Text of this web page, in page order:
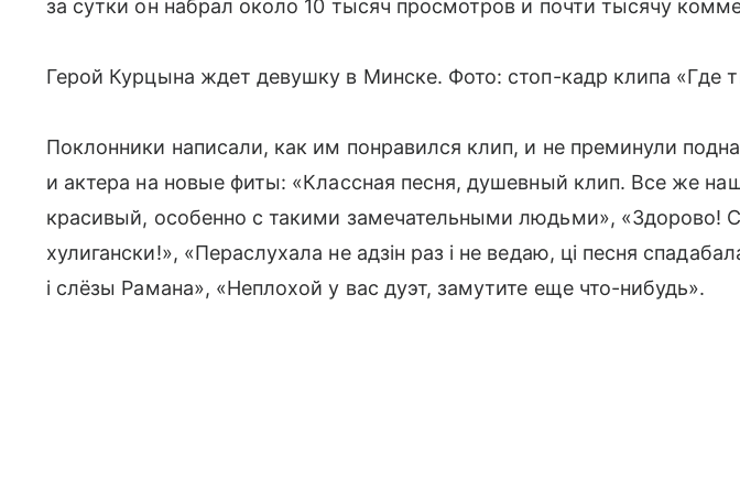
за сутки он набрал около 10 тысяч просмотров и почти тысячу
Герой Курцына ждет девушку в Минске. Фото: стоп-кадр клипа «Где
Поклонники написали, как им понравился клип, и не преминули
и актера на новые фиты: «Классная песня, душевный клип. Все же
красивый, особенно с такими замечательными людьми», «Здорово!
хулигански!», «Пераслухала не адзiн раз i не ведаю, цi песня
i слёзы Рамана», «Неплохой у вас дуэт, замутите еще что-нибудь».